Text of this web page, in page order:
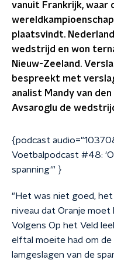
vanuit Frankrijk, waar
plaatsvindt.
wedstrijd en won
Nieuw-Zeeland.
bespreekt met
analist Mandy van
Avsaroglu de
{podcast
Voetbalpodcast #48:
spanning'" }
"Het was niet goed,
niveau dat Oranje moet
Volgens Op het Veld
elftal moeite had om
lamgeslagen van de